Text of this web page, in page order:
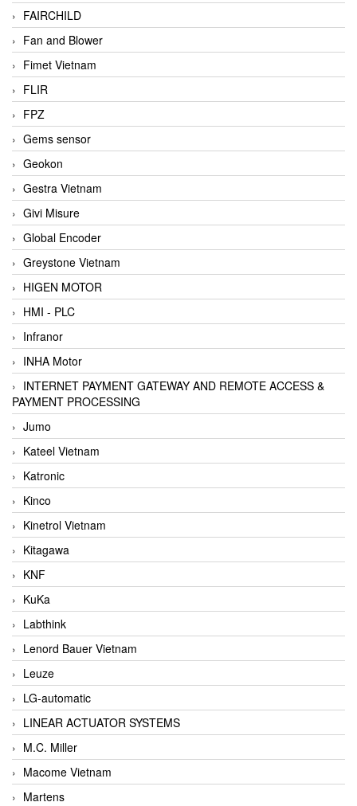
FAIRCHILD
Fan and Blower
Fimet Vietnam
FLIR
FPZ
Gems sensor
Geokon
Gestra Vietnam
Givi Misure
Global Encoder
Greystone Vietnam
HIGEN MOTOR
HMI - PLC
Infranor
INHA Motor
INTERNET PAYMENT GATEWAY AND REMOTE ACCESS &
PAYMENT PROCESSING
Jumo
Kateel Vietnam
Katronic
Kinco
Kinetrol Vietnam
Kitagawa
KNF
KuKa
Labthink
Lenord Bauer Vietnam
Leuze
LG-automatic
LINEAR ACTUATOR SYSTEMS
M.C. Miller
Macome Vietnam
Martens